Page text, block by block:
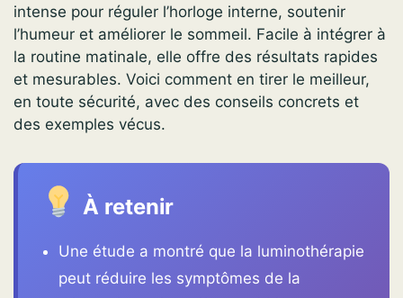
intense pour réguler l’horloge interne, soutenir
l’humeur et améliorer le sommeil. Facile à intégrer à
la routine matinale, elle offre des résultats rapides
et mesurables. Voici comment en tirer le meilleur,
en toute sécurité, avec des conseils concrets et
des exemples vécus.
À retenir
Une étude a montré que la luminothérapie
peut réduire les symptômes de la